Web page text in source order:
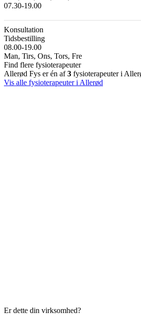
07.30-19.00
Konsultation
Tidsbestilling
08.00-19.00
Man, Tirs, Ons, Tors, Fre
Find flere fysioterapeuter
Allerød Fys er én af3 fysioterapeuter i
Vis alle fysioterapeuter i Allerød
Er dette din virksomhed?